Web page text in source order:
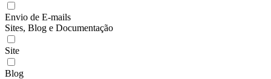
Envio de E-mails
Sites, Blog e Documentação
Site
Blog